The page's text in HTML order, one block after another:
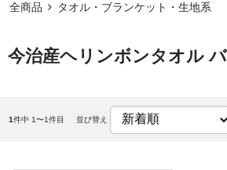
全商品 タオル・ブランケット・生地系
今治産ヘリンボンタオル
1件中 1〜1件目 並び替え